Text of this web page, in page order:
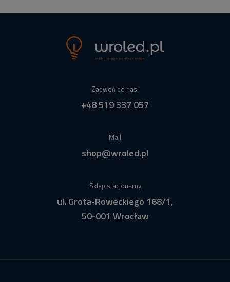
Zadwoń do nas!
+48 519 337 057
Mail
shop@wroled.pl
Sklep stacjonarny
ul. Grota-Roweckiego 168/1,
50-001 Wrocław